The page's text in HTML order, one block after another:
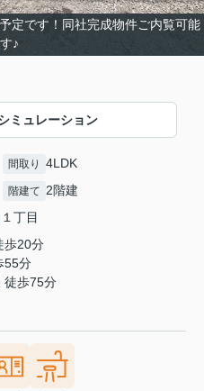
定です！同社完成物件ご内覧可能
♪
ミュレーション
間取り 4LDK
階建て 2階建
１丁目
歩20分
55分
徒歩75分